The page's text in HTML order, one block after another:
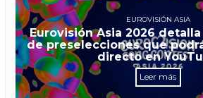
EUROVISIÓN ASIA
Eurovisión Asia 2026
de preselecciones que
directo en
Leer más